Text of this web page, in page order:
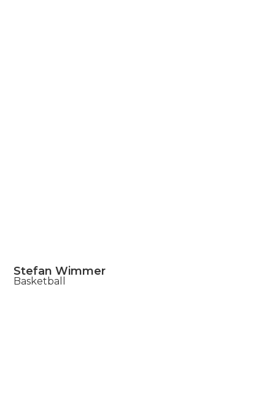
Stefan Wimmer
Basketball